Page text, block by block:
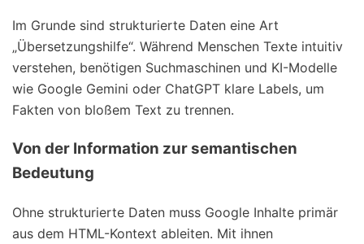
Im Grunde sind strukturierte Daten eine Art
„Übersetzungshilfe“. Während Menschen Texte intuitiv
verstehen, benötigen Suchmaschinen und KI-Modelle
wie Google Gemini oder ChatGPT klare Labels, um
Fakten von bloßem Text zu trennen.
Von der Information zur semantischen
Bedeutung
Ohne strukturierte Daten muss Google Inhalte primär
aus dem HTML-Kontext ableiten. Mit ihnen